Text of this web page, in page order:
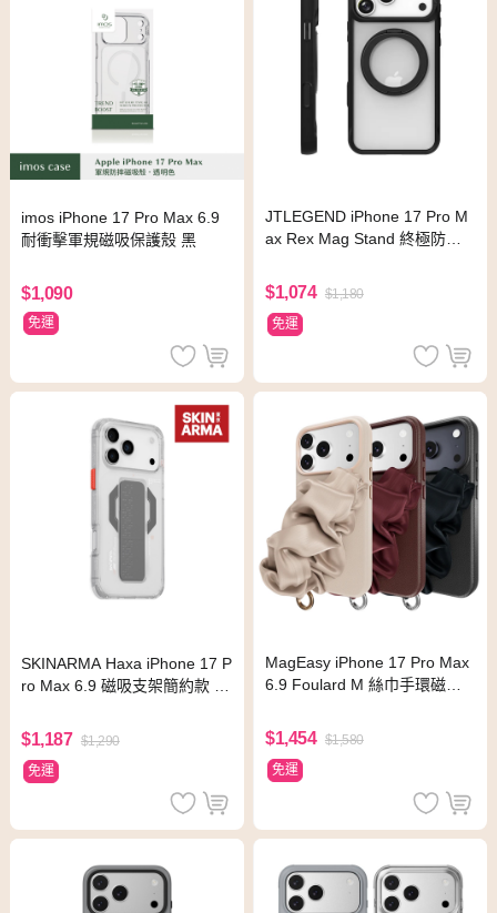
imos iPhone 17 Pro Max 6.9
耐衝擊軍規磁吸保護殼 黑
$1,090
免運
JTLEGEND iPhone 17 Pro M
ax Rex Mag Stand 終極防摔
$1,074 $1,180
免運
SKINARMA Haxa iPhone 17 P
ro Max 6.9 磁吸支架簡約款 透
$1,187 $1,290
免運
MagEasy iPhone 17 Pro Max
6.9 Foulard M 絲巾手環磁吸
$1,454 $1,580
免運